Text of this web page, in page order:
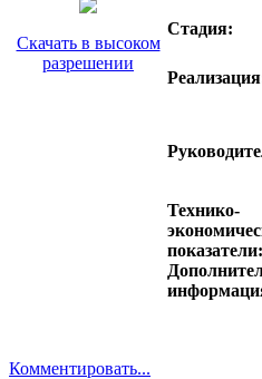
Скачать в высоком
разрешении
Стадия:
Технико-
показатели:
Комментировать...